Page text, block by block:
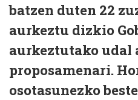
batzen duten 22
aurkeztu dizkio
aurkeztutako udal
proposamenari.
osotasunezko